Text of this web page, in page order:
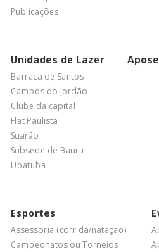
Publicações
Unidades de Lazer
Barraca de Santos
Campos do Jordão
Clube da capital
Flat Paulista
Suarão
Subsede de Bauru
Ubatuba
Esportes
Assessoria (corrida/natação)
Campeonatos ou Torneios